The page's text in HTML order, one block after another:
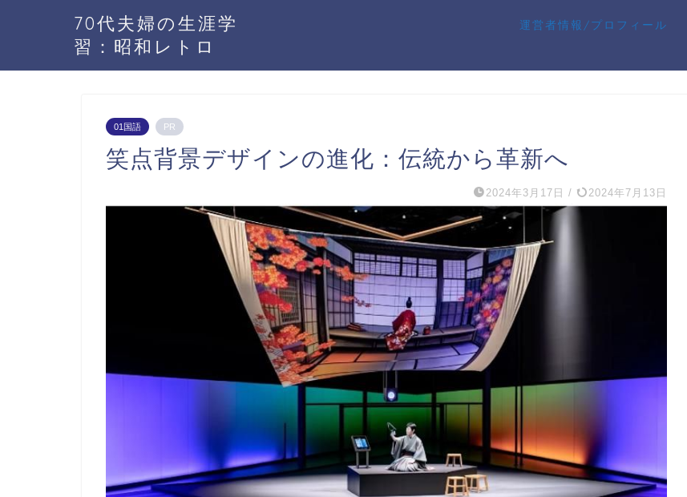
70代夫婦の生涯学
習：昭和レトロ
運営者情報/プロフィール
01国語 PR
笑点背景デザインの進化：伝統から革新へ
2024年3月17日 / 2024年7月13日